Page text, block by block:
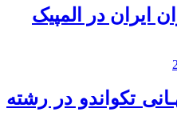
ایران در المپیک
تکواندو در رشته